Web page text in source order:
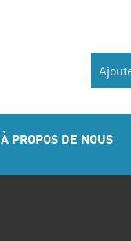
À PROPOS DE NOUS